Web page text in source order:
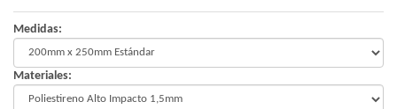
Medidas:
Materiales: